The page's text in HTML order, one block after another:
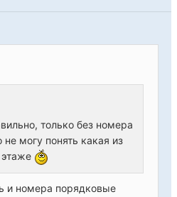
только без номера
могу понять какая из
и номера порядковые